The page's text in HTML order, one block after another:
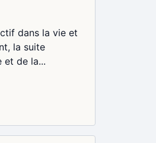
dans la vie et
la suite
et de la...